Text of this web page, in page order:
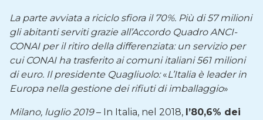
La parte avviata a riciclo sfiora il 70%. Più di 57 milioni
gli abitanti serviti grazie all’Accordo Quadro ANCI-
CONAI per il ritiro della differenziata: un servizio per
cui CONAI ha trasferito ai comuni italiani 561 milioni
di euro. Il presidente Quagliuolo:«L’Italia è leader in
Europa nella gestione dei rifiuti di imballaggio»
Milano, luglio 2019– In Italia, nel 2018, l’80,6% dei